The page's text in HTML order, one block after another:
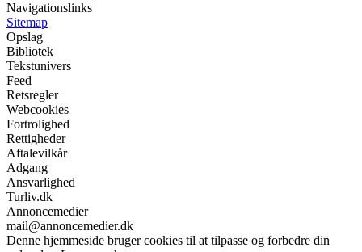
Navigationslinks
Sitemap
Opslag
Bibliotek
Tekstunivers
Feed
Retsregler
Webcookies
Fortrolighed
Rettigheder
Aftalevilkår
Adgang
Ansvarlighed
Turliv.dk
Annoncemedier
mail@annoncemedier.dk
Denne hjemmeside bruger cookies til at tilpasse og forbedre din